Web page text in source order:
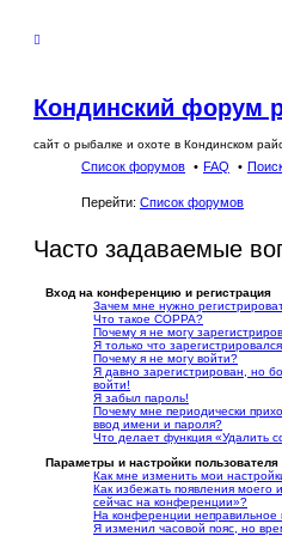
Кондинский форум
сайт о рыбалке и охоте в Кондинском
Список форумов FAQ
Перейти: Список форумов
Часто задаваемые
Вход на конференцию и регистрация
Зачем мне нужно
Что такое COPPA?
Почему я не могу
Я только что
Почему я не могу войти?
Я давно зарегистрирован, но
войти!
Я забыл пароль!
Почему мне периодически
ввод имени и пароля?
Что делает функция «Удалить
Параметры и настройки пользователя
Как мне изменить мои
Как избежать появления моего
сейчас на конференции»?
На конференции неправильное
Я изменил часовой пояс, но